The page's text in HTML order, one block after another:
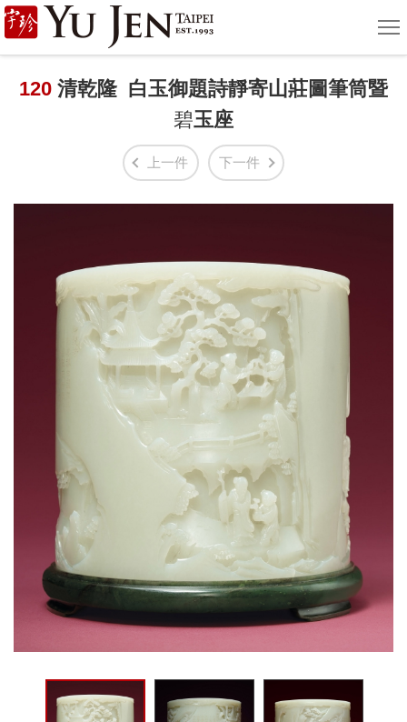
宇
珍
國
術
Jen
Taipei
單
120 清乾隆 白玉御題詩靜寄山莊圖筆筒暨
碧玉座
上一件 下一件